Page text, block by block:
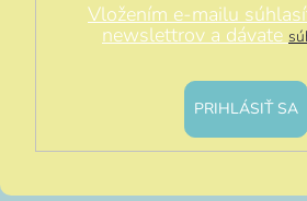
Vložením e-mailu
newslettrov a dávate
PRIHLÁSIŤ SA